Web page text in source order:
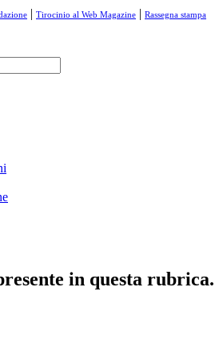
| Tirocinio al Web Magazine | Rassegna stampa
in questa rubrica.